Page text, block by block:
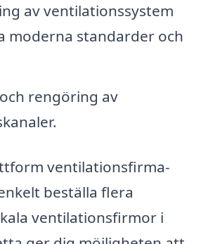
av ventilationssystem
moderna standarder och
rengöring av
ventilationsfirma-
beställa flera
ventilationsfirmor i